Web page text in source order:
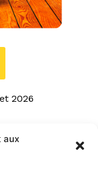
aux
2026
/ Le lundi
juillet à 20h00